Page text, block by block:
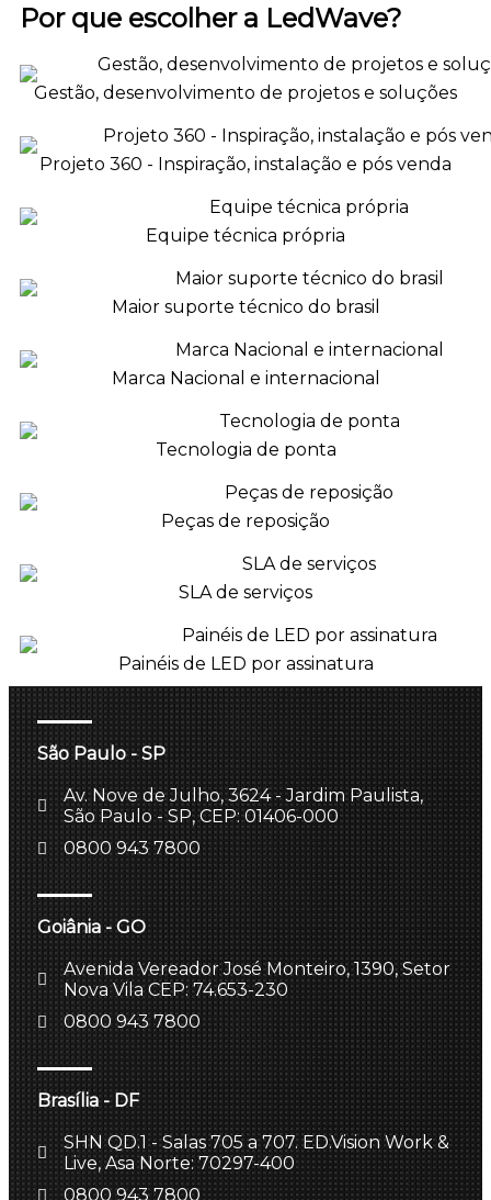
Por que escolher a LedWave?
Gestão, desenvolvimento de projetos e soluções
Projeto 360 - Inspiração, instalação e pós venda
Equipe técnica própria
Maior suporte técnico do brasil
Marca Nacional e internacional
Tecnologia de ponta
Peças de reposição
SLA de serviços
Painéis de LED por assinatura
São Paulo - SP
Av. Nove de Julho, 3624 - Jardim Paulista,
São Paulo - SP, CEP: 01406-000
0800 943 7800
Goiânia - GO
Avenida Vereador José Monteiro, 1390, Setor
Nova Vila CEP: 74.653-230
0800 943 7800
Brasília - DF
SHN QD.1 - Salas 705 a 707. ED.Vision Work &
Live, Asa Norte: 70297-400
0800 943 7800